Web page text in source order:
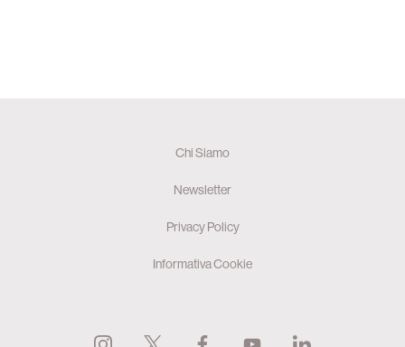
Chi Siamo
Newsletter
Privacy Policy
Informativa Cookie